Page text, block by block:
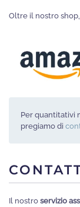
Oltre il nostro
Per quantitativi
pregiamo di
Il nostro servizio